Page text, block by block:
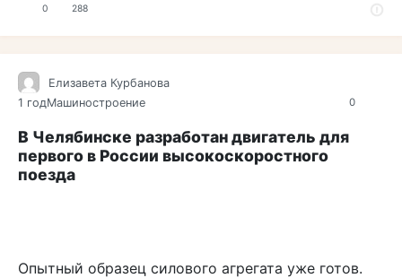
0 288
0
Елизавета Курбанова
1 годМашиностроение
В Челябинске разработан двигатель для
первого в России высокоскоростного
поезда
Опытный образец силового агрегата уже готов.